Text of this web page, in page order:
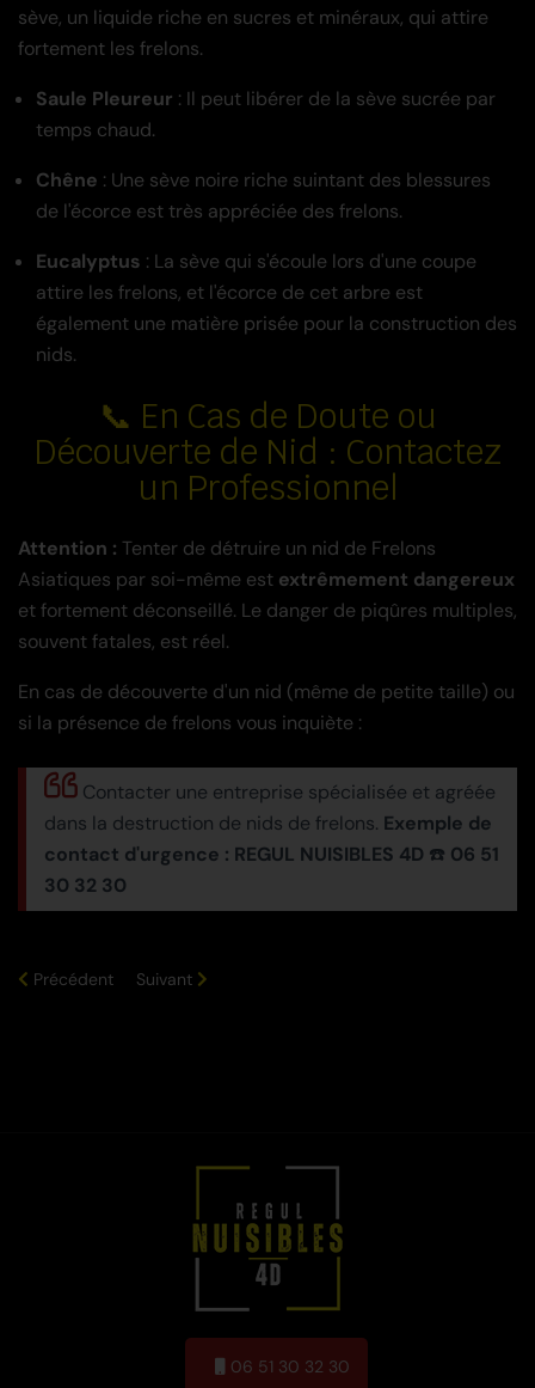
sève, un liquide riche en sucres et minéraux, qui attire
fortement les frelons.
Saule Pleureur : Il peut libérer de la sève sucrée par
temps chaud.
Chêne : Une sève noire riche suintant des blessures
de l'écorce est très appréciée des frelons.
Eucalyptus : La sève qui s'écoule lors d'une coupe
attire les frelons, et l'écorce de cet arbre est
également une matière prisée pour la construction des
nids.
📞 En Cas de Doute ou
Découverte de Nid : Contactez
un Professionnel
Attention : Tenter de détruire un nid de Frelons
Asiatiques par soi-même est extrêmement dangereux
et fortement déconseillé. Le danger de piqûres multiples,
souvent fatales, est réel.
En cas de découverte d'un nid (même de petite taille) ou
si la présence de frelons vous inquiète :
Contacter une entreprise spécialisée et agréée
dans la destruction de nids de frelons. Exemple de
contact d'urgence : REGUL NUISIBLES 4D ☎️ 06 51
30 32 30
Précédent Suivant
06 51 30 32 30